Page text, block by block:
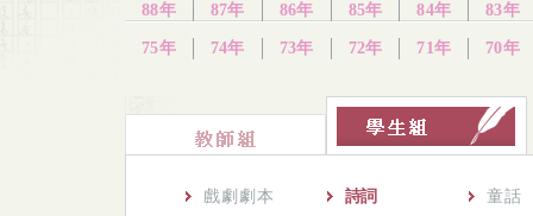
88年 87年 86年 85年 84年 83年
75年 74年 73年 72年 71年 70年
戲劇劇本 詩詞 童話